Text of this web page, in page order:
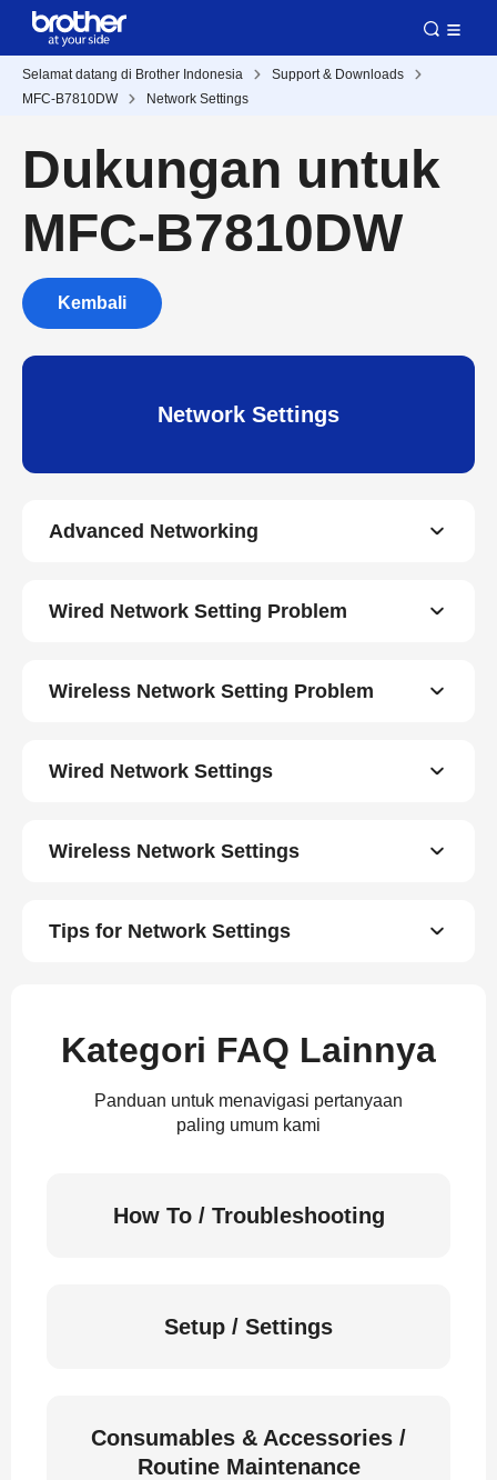
Selamat datang di Brother Indonesia
Support & Downloads
MFC-B7810DW
Network Settings
Dukungan untuk
MFC-B7810DW
Kembali
Network Settings
Advanced Networking
Wired Network Setting Problem
Wireless Network Setting Problem
Wired Network Settings
Wireless Network Settings
Tips for Network Settings
Kategori FAQ Lainnya
Panduan untuk menavigasi pertanyaan
paling umum kami
How To / Troubleshooting
Setup / Settings
Consumables & Accessories /
Routine Maintenance